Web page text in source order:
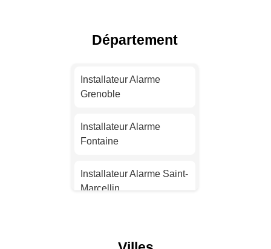
Installateur Alarme Nice
Nantes
Strasbourg
Montpellier
Département
Installateur Alarme
Grenoble
Installateur Alarme
Fontaine
Installateur Alarme Saint-
Marcellin